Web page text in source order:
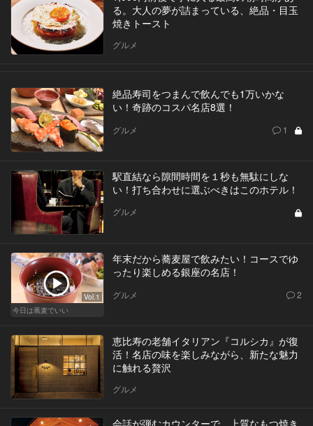
る。大人の夢が詰まっている、絶品・目玉
焼きトースト
グルメ
絶品寿司をつまんで飲んでも1万いかな
い！奇跡のコスパ名店8選！
グルメ 1
駅直結なら隙間時間を１秒も無駄にしな
い！打ち合わせに選ぶべきはこのホテル！
グルメ
Vol.1
今日は蕎麦でいい
年末だから蕎麦屋で飲みたい！コースでゆ
ったり楽しめる銀座の名店！
グルメ 2
恵比寿の老舗イタリアン『コルシカ』が復
活！名店の味を楽しみながら、新たな魅力
に触れる贅沢
グルメ
会話が弾むカウンターで、上質なもつ焼き